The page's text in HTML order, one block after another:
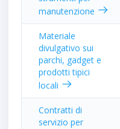
manutenzione
Materiale
divulgativo sui
parchi, gadget e
prodotti tipici
locali
Contratti di
servizio per